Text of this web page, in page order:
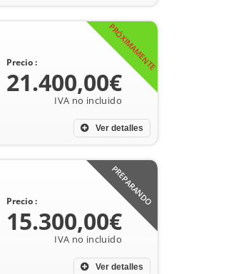
PRÓXIMAMENTE
Ver detalles
Precio :
21.400,00€
PREPARANDO
Ver detalles
Precio :
15.300,00€